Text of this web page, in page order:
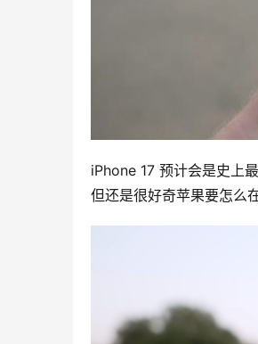
iPhone 17 预计会是史上
但还是很好奇苹果要怎么